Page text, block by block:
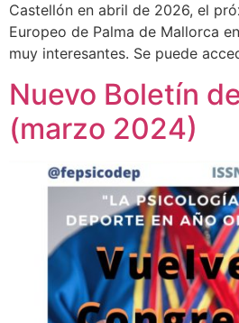
Castellón en abril de 2026, el
Europeo de Palma de Mallorca
muy interesantes. Se puede
Nuevo Boletín
(marzo 2024)